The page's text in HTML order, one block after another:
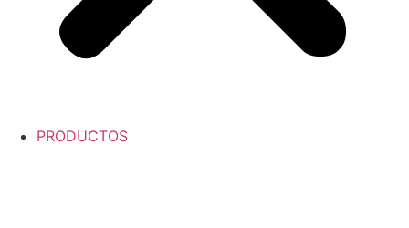
PRODUCTOS